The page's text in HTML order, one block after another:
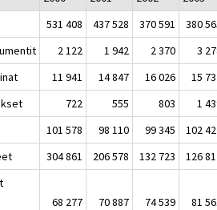
531 408 437 528 370 591 380
2 122 1 942 2 370 3
11 941 14 847 16 026 15
722 555 803 1
101 578 98 110 99 345 102
304 861 206 578 132 723 126
68 277 70 887 74 539 81